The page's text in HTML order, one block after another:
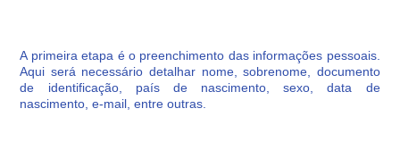
A primeira etapa é o preenchimento das informações pessoais.
Aqui será necessário detalhar nome, sobrenome, documento
de identificação, país de nascimento, sexo, data de
nascimento, e-mail, entre outras.